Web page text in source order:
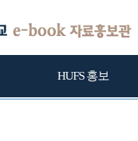
HUFS 홍보